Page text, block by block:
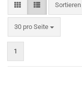
30 pro Seite
pro Seite
1